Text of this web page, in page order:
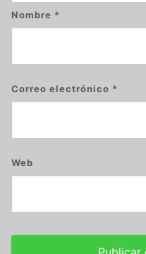
Nombre *
Correo electrónico *
Web